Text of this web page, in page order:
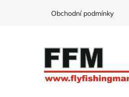
Obchodní podmínky